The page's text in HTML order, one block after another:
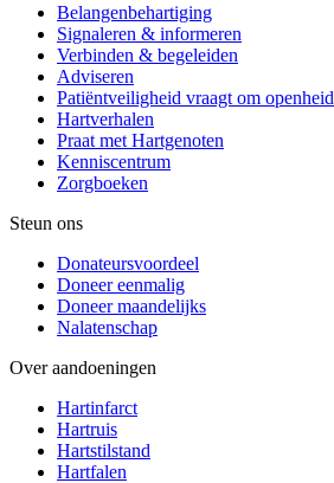
Belangenbehartiging
Signaleren & informeren
Verbinden & begeleiden
Adviseren
Patiëntveiligheid vraagt om openheid
Hartverhalen
Praat met Hartgenoten
Kenniscentrum
Zorgboeken
Steun ons
Donateursvoordeel
Doneer eenmalig
Doneer maandelijks
Nalatenschap
Over aandoeningen
Hartinfarct
Hartruis
Hartstilstand
Hartfalen